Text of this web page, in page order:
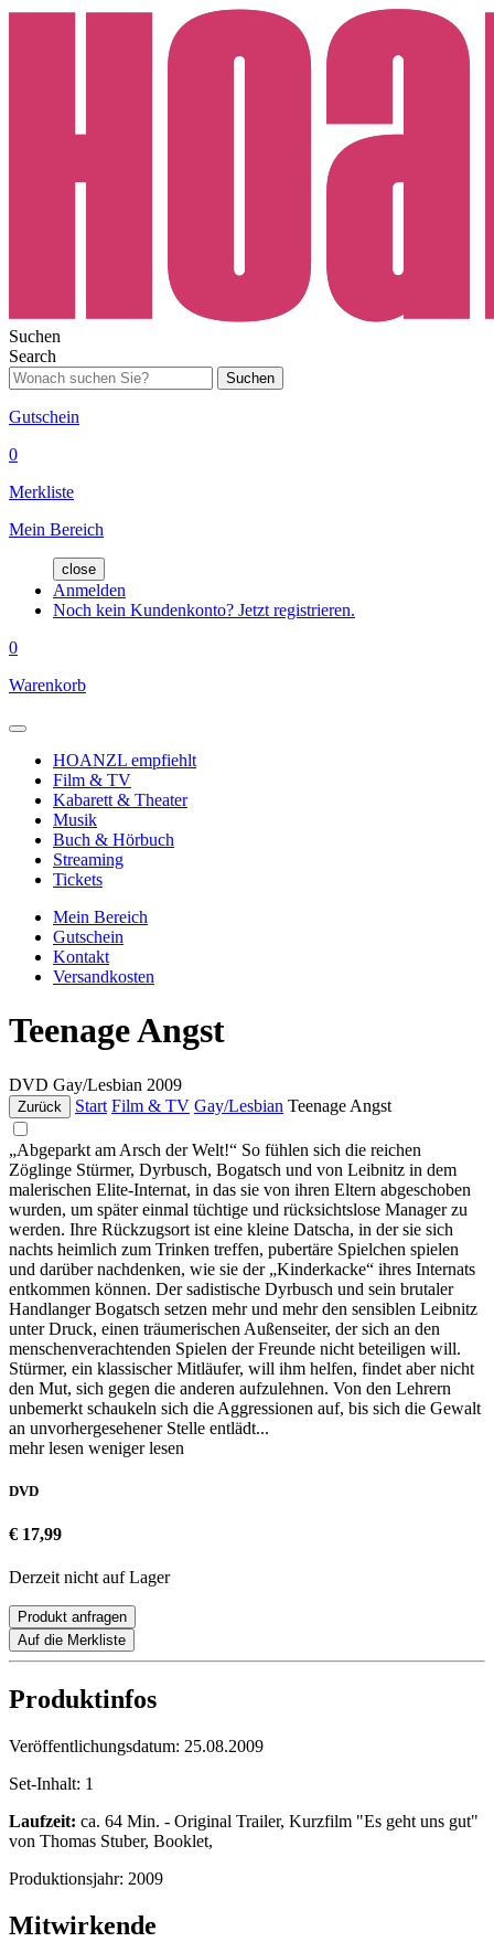
Suchen
Search
Suchen
Gutschein
0
Merkliste
Mein Bereich
close
Anmelden
Noch kein Kundenkonto? Jetzt registrieren.
0
Warenkorb
HOANZL empfiehlt
Film & TV
Kabarett & Theater
Musik
Buch & Hörbuch
Streaming
Tickets
Mein Bereich
Gutschein
Kontakt
Versandkosten
Teenage Angst
DVD Gay/Lesbian 2009
Zurück Start Film & TV Gay/Lesbian Teenage Angst
„Abgeparkt am Arsch der Welt!“ So fühlen sich die reichen
Zöglinge Stürmer, Dyrbusch, Bogatsch und von Leibnitz in dem
malerischen Elite-Internat, in das sie von ihren Eltern abgeschoben
wurden, um später einmal tüchtige und rücksichtslose Manager zu
werden. Ihre Rückzugsort ist eine kleine Datscha, in der sie sich
nachts heimlich zum Trinken treffen, pubertäre Spielchen spielen
und darüber nachdenken, wie sie der „Kinderkacke“ ihres Internats
entkommen können. Der sadistische Dyrbusch und sein brutaler
Handlanger Bogatsch setzen mehr und mehr den sensiblen Leibnitz
unter Druck, einen träumerischen Außenseiter, der sich an den
menschenverachtenden Spielen der Freunde nicht beteiligen will.
Stürmer, ein klassischer Mitläufer, will ihm helfen, findet aber nicht
den Mut, sich gegen die anderen aufzulehnen. Von den Lehrern
unbemerkt schaukeln sich die Aggressionen auf, bis sich die Gewalt
an unvorhergesehener Stelle entlädt...
mehr lesen weniger lesen
DVD
€ 17,99
Derzeit nicht auf Lager
Produkt anfragen
Auf die Merkliste
Produktinfos
Veröffentlichungsdatum: 25.08.2009
Set-Inhalt: 1
Laufzeit: ca. 64 Min. - Original Trailer, Kurzfilm "Es geht uns gut"
von Thomas Stuber, Booklet,
Produktionsjahr: 2009
Mitwirkende